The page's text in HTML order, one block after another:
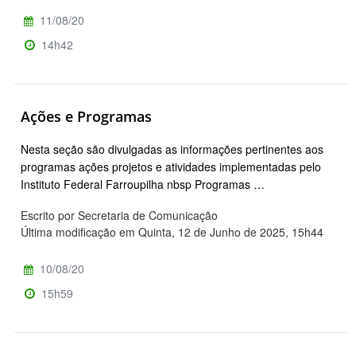
11/08/20
14h42
Ações e Programas
Nesta seção são divulgadas as informações pertinentes aos
programas ações projetos e atividades implementadas pelo
Instituto Federal Farroupilha nbsp Programas …
Escrito por Secretaria de Comunicação
Última modificação em Quinta, 12 de Junho de 2025, 15h44
10/08/20
15h59